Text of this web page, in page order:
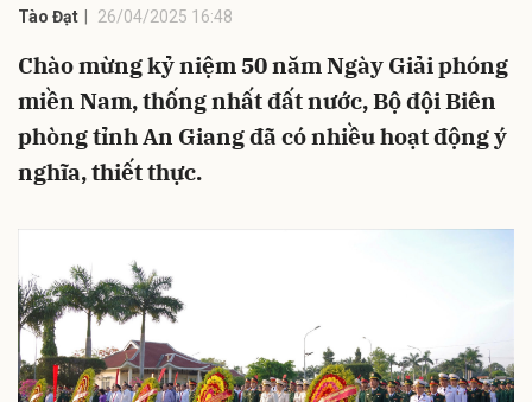
Tào Đạt 26/04/2025 16:48
Chào mừng kỷ niệm 50 năm Ngày Giải phóng
miền Nam, thống nhất đất nước, Bộ đội Biên
phòng tỉnh An Giang đã có nhiều hoạt động ý
nghĩa, thiết thực.